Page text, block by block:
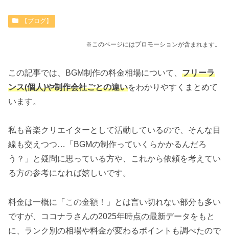
【ブログ】
※このページにはプロモーションが含まれます。
この記事では、BGM制作の料金相場について、 フリーラ
ンス(個人)や制作会社ごとの違いをわかりやすくまとめて
います。
私も音楽クリエイターとして活動しているので、そんな目
線も交えつつ…「BGMの制作っていくらかかるんだろ
う？」と疑問に思っている方や、これから依頼を考えてい
る方の参考になれば嬉しいです。
料金は一概に「この金額！」とは言い切れない部分も多い
ですが、ココナラさんの2025年時点の最新データをもと
に、ランク別の相場や料金が変わるポイントも調べたので